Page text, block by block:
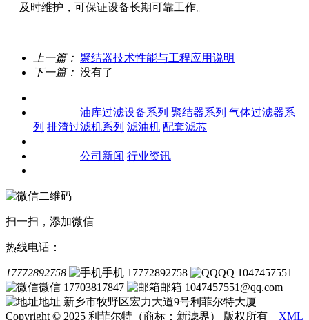
及时维护，可保证设备长期可靠工作。
上一篇： 聚结器技术性能与工程应用说明
下一篇： 没有了
油库过滤设备系列 聚结器系列 气体过滤器系
列 排渣过滤机系列 滤油机 配套滤芯
公司新闻 行业资讯
扫一扫，添加微信
热线电话：
17772892758 手机 17772892758
QQ 1047457551
微信 17703817847
邮箱 1047457551@qq.com
地址 新乡市牧野区宏力大道9号利菲尔特大厦
Copyright © 2025 利菲尔特（商标：新滤界） 版权所有 XML